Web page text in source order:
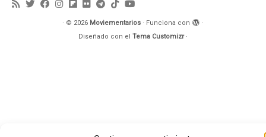
· © 2026 Moviementarios · Funciona con
·
Diseñado con el Tema Customizr·